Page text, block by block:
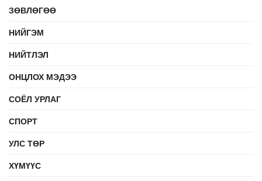
ЗӨВЛӨГӨӨ
НИЙГЭМ
НИЙТЛЭЛ
ОНЦЛОХ МЭДЭЭ
СОЁЛ УРЛАГ
СПОРТ
УЛС ТӨР
ХҮМҮҮС